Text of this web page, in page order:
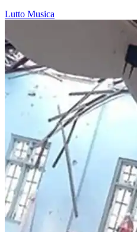
Lutto Musica